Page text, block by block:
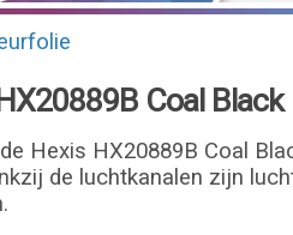
Coal
Hexis HX20889B Coal
de luchtkanalen zijn